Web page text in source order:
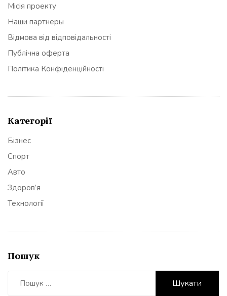
Місія проекту
Наши партнеры
Відмова від відповідальності
Публічна оферта
Політика Конфіденційності
Категорії
Бізнес
Спорт
Авто
Здоров’я
Технології
Пошук